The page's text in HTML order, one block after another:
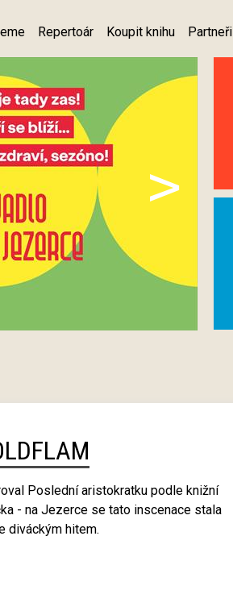
Repertoár Koupit knihu Partneři
>
Poslední aristokratku podle knižní
- na Jezerce se tato inscenace stala
diváckým hitem.